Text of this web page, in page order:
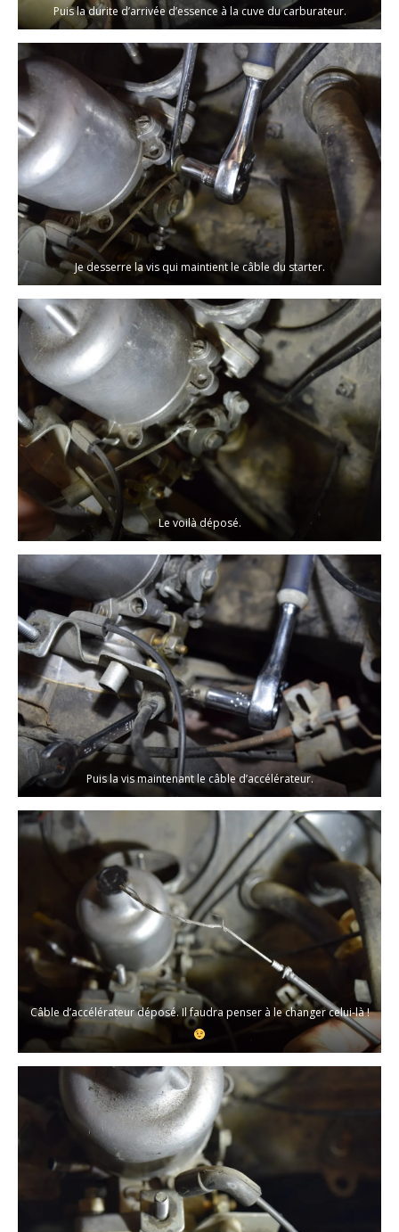
Puis la durite d’arrivée d’essence à la cuve du carburateur.
Je desserre la vis qui maintient le câble du starter.
Le voilà déposé.
Puis la vis maintenant le câble d’accélérateur.
Câble d’accélérateur déposé. Il faudra penser à le changer celui-là !